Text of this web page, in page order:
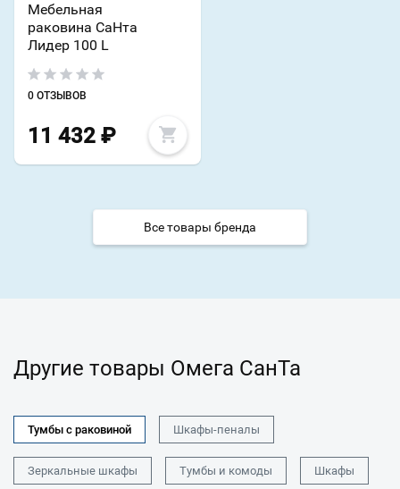
Мебельная
раковина СаНта
Лидер 100 L
0 ОТЗЫВОВ
11 432 ₽
Все товары бренда
Другие товары Омега СанТа
Тумбы с раковиной Шкафы-пеналы
Зеркальные шкафы Тумбы и комоды Шкафы